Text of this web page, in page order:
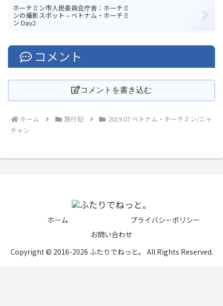
ホーチミン市人民委員会庁舎：ホーチミ
ンの撮影スポット – ベトナム・ホーチミ
ン Day2
コメント
コメントを書き込む
ホーム 旅行記
2019.07 ベトナム・ホーチミン/ニャ
チャン
ホーム
プライバシーポリシー
お問い合わせ
Copyright © 2016-2026 ふたりでねっと。 All Rights Reserved.